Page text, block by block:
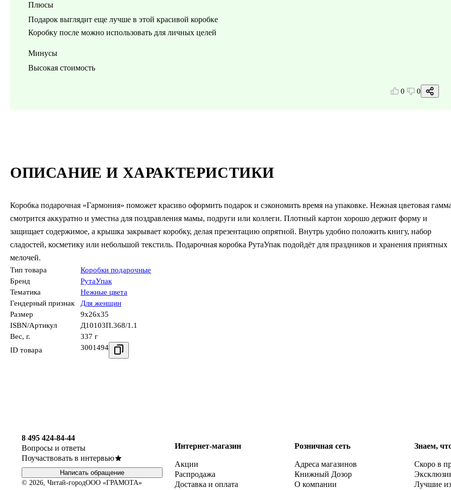
ОПИСАНИЕ И ХАРАКТЕРИСТИКИ
Коробка подарочная «Гармония» поможет красиво оформить подарок и сэкономить время на упаковке. Нежная цветовая гамма
смотрится аккуратно и уместна для поздравления мамы, подруги или коллеги. Плотный картон хорошо держит форму и
защищает содержимое, а крышка закрывает коробку, делая презентацию опрятной. Внутрь удобно положить книгу, набор
сладостей, косметику или небольшой текстиль. Подарочная коробка РутаУпак подойдёт для праздников и хранения приятных
мелочей.
Тип товара
Коробки подарочные
Бренд
РутаУпак
Тематика
Нежные цвета
Гендерный признак
Для женщин
Размер
9x26x35
ISBN/Артикул
Д10103П.368/1.1
Вес, г.
337 г
ID товара
3001494
Плюсы
Подарок выглядит еще лучше в этой красивой коробке
Коробку после можно использовать для личных целей
Минусы
Высокая стоимость
0 0
8 495 424-84-44
Вопросы и ответы
Поучаствовать в интервью
Написать обращение
© 2026, Читай-городООО «ГРАМОТА»
Интернет-магазин
Акции
Распродажа
Доставка и оплата
Розничная сеть
Адреса магазинов
Книжный Дозор
О компании
Знаем,
Скоро в
Лучшие